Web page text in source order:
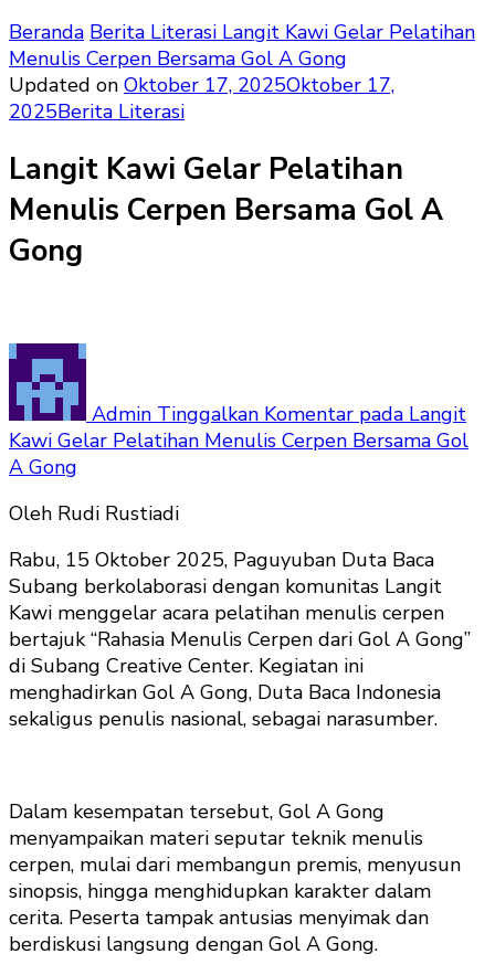
Beranda Berita Literasi Langit Kawi Gelar Pelatihan
Menulis Cerpen Bersama Gol A Gong
Updated on Oktober 17, 2025Oktober 17,
2025Berita Literasi
Langit Kawi Gelar Pelatihan
Menulis Cerpen Bersama Gol A
Gong
Admin Tinggalkan Komentar pada Langit
Kawi Gelar Pelatihan Menulis Cerpen Bersama Gol
A Gong
Oleh Rudi Rustiadi
Rabu, 15 Oktober 2025, Paguyuban Duta Baca
Subang berkolaborasi dengan komunitas Langit
Kawi menggelar acara pelatihan menulis cerpen
bertajuk “Rahasia Menulis Cerpen dari Gol A Gong”
di Subang Creative Center. Kegiatan ini
menghadirkan Gol A Gong, Duta Baca Indonesia
sekaligus penulis nasional, sebagai narasumber.
Dalam kesempatan tersebut, Gol A Gong
menyampaikan materi seputar teknik menulis
cerpen, mulai dari membangun premis, menyusun
sinopsis, hingga menghidupkan karakter dalam
cerita. Peserta tampak antusias menyimak dan
berdiskusi langsung dengan Gol A Gong.